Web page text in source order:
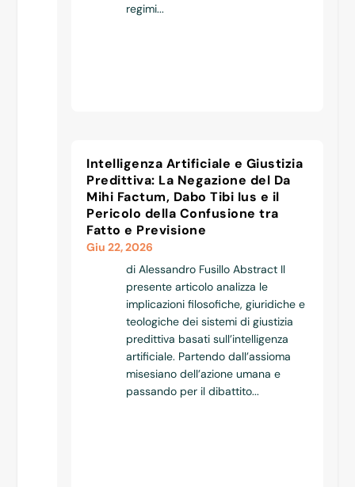
regimi...
Intelligenza Artificiale e Giustizia
Predittiva: La Negazione del Da
Mihi Factum, Dabo Tibi Ius e il
Pericolo della Confusione tra
Fatto e Previsione
Giu 22, 2026
di Alessandro Fusillo Abstract Il
presente articolo analizza le
implicazioni filosofiche, giuridiche e
teologiche dei sistemi di giustizia
predittiva basati sull’intelligenza
artificiale. Partendo dall’assioma
misesiano dell’azione umana e
passando per il dibattito...